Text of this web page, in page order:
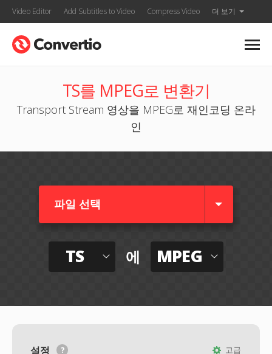
Video Editor Add Subtitles to Video Compress Video 더 보기
TS를 MPEG로 변환기
Transport Stream 영상을 MPEG로 재인코딩 온라
인
파일 선택
TS 에 MPEG
고급
설정